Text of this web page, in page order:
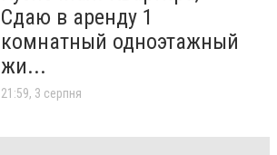
Сдаю в аренду 1
комнатный одноэтажный
жи...
21:59, 3 серпня